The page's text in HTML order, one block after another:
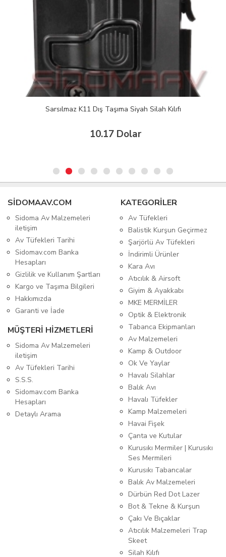
Sarsılmaz K11 Dış Taşıma Siyah Silah Kılıfı
10.17 Dolar
SIDOMAAV.COM
Sidoma Av Malzemeleri
iletişim
Av Tüfekleri Tarihi
Sidomav.com Banka
Hesapları
Gizlilik ve Kullanım Şartları
Kargo ve Taşıma Bilgileri
Hakkımızda
Garanti ve İade
MÜŞTERİ HİZMETLERİ
Sidoma Av Malzemeleri
iletişim
Av Tüfekleri Tarihi
S.S.S.
Sidomav.com Banka
Hesapları
Detaylı Arama
KATEGORİLER
Av Tüfekleri
Balistik Kurşun Geçirmez
Şarjörlü Av Tüfekleri
İndirimli Ürünler
Kara Avı
Atıcılık & Airsoft
Giyim & Ayakkabı
MKE MERMİLER
Optik & Elektronik
Tabanca Ekipmanları
Av Malzemeleri
Kamp & Outdoor
Ok Ve Yaylar
Havalı Silahlar
Balık Avı
Havalı Tüfekler
Kamp Malzemeleri
Havai Fişek
Çanta ve Kutular
Kurusıkı Mermiler | Kurusıkı
Ses Mermileri
Kurusıkı Tabancalar
Balık Av Malzemeleri
Dürbün Red Dot Lazer
Bot & Tekne & Kurşun
Çakı Ve Bıçaklar
Atıcılık Malzemeleri Trap
Skeet
Silah Kılıfı